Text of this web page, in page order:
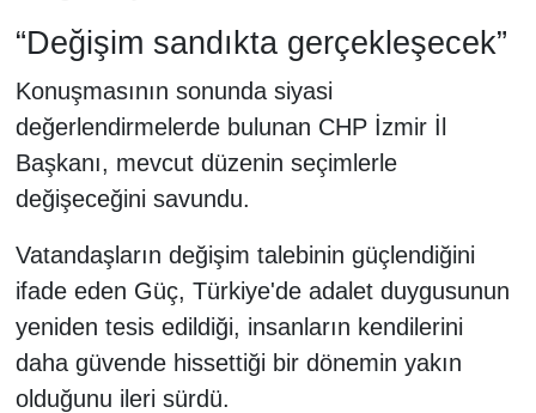
“Değişim sandıkta gerçekleşecek”
Konuşmasının sonunda siyasi
değerlendirmelerde bulunan CHP İzmir İl
Başkanı, mevcut düzenin seçimlerle
değişeceğini savundu.
Vatandaşların değişim talebinin güçlendiğini
ifade eden Güç, Türkiye'de adalet duygusunun
yeniden tesis edildiği, insanların kendilerini
daha güvende hissettiği bir dönemin yakın
olduğunu ileri sürdü.